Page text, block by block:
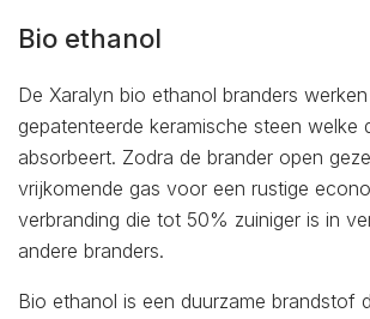
Bio ethanol
De Xaralyn bio ethanol branders
gepatenteerde keramische steen welke
absorbeert. Zodra de brander open
vrijkomende gas voor een rustige
verbranding die tot 50% zuiniger is in
andere branders.
Bio ethanol is een duurzame brandstof